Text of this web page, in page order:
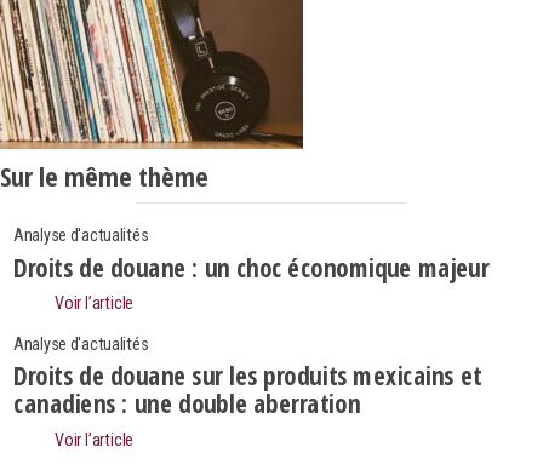
Sur le même thème
Analyse d'actualités
Droits de douane : un choc économique majeur
Voir l’article
Analyse d'actualités
Droits de douane sur les produits mexicains et
canadiens : une double aberration
Voir l’article